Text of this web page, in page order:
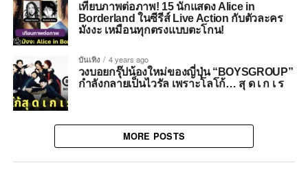
เทียบภาพต่อภาพ! 15 นักแสดง Alice in
Borderland ในซีรีส์ Live Action กับตัวละคร
มังงะ เหมือนทุกตรงแบบตะโกน!
บันเทิง 4 years ago
วงบอยกรุ๊ปน้องใหม่ของญี่ปุ่น “BOYSGROUP”
กำลังกลายเป็นไวรัล เพราะโลโก้… สุ ด เ ก เ ร
MORE POSTS